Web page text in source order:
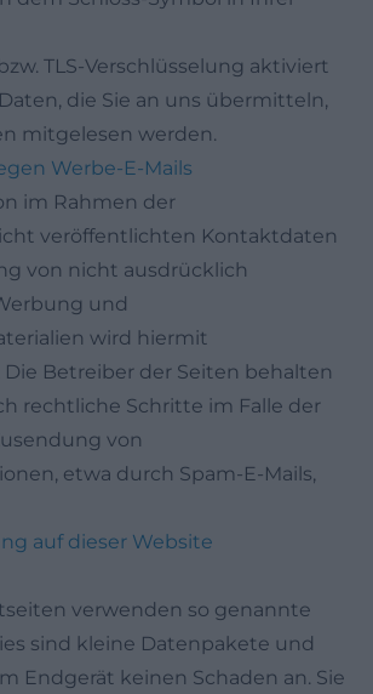
TLS-Verschlüsselung aktiviert
die Sie an uns übermitteln,
mitgelesen werden.
Werbe-E-Mails
im Rahmen der
veröffentlichten Kontaktdaten
von nicht ausdrücklich
und
wird hiermit
Betreiber der Seiten behalten
rechtliche Schritte im Falle der
von
etwa durch Spam-E-Mails,
auf dieser Website
verwenden so genannte
sind kleine Datenpakete und
Endgerät keinen Schaden an. Sie